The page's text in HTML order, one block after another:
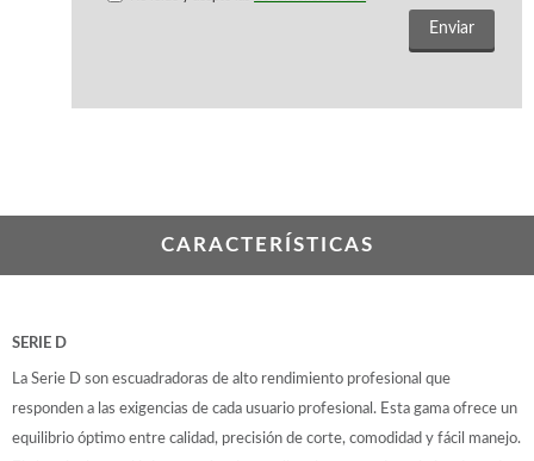
Compresores
Ofertas y oportunidades
CARACTERÍSTICAS
SERIE D
La Serie D son escuadradoras de alto rendimiento profesional que
responden a las exigencias de cada usuario profesional. Esta gama ofrece un
equilibrio óptimo entre calidad, precisión de corte, comodidad y fácil manejo.